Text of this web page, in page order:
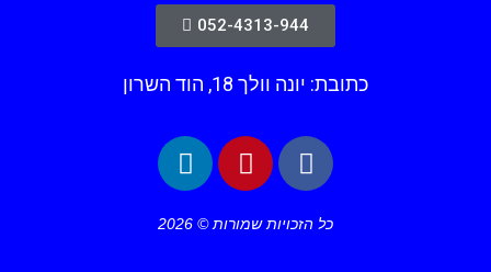
052-4313-944
כתובת: יונה וולך 18, הוד השרון
כל הזכויות שמורות © 2026